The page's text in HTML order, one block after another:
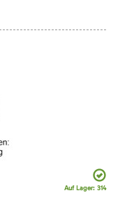
Auf Lager: 314